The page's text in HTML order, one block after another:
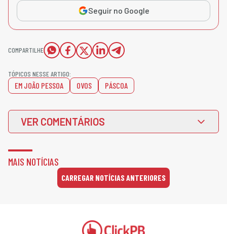
Seguir no Google
COMPARTILHE
TÓPICOS NESSE ARTIGO:
EM JOÃO PESSOA OVOS PÁSCOA
VER COMENTÁRIOS
MAIS NOTÍCIAS
CARREGAR NOTÍCIAS ANTERIORES